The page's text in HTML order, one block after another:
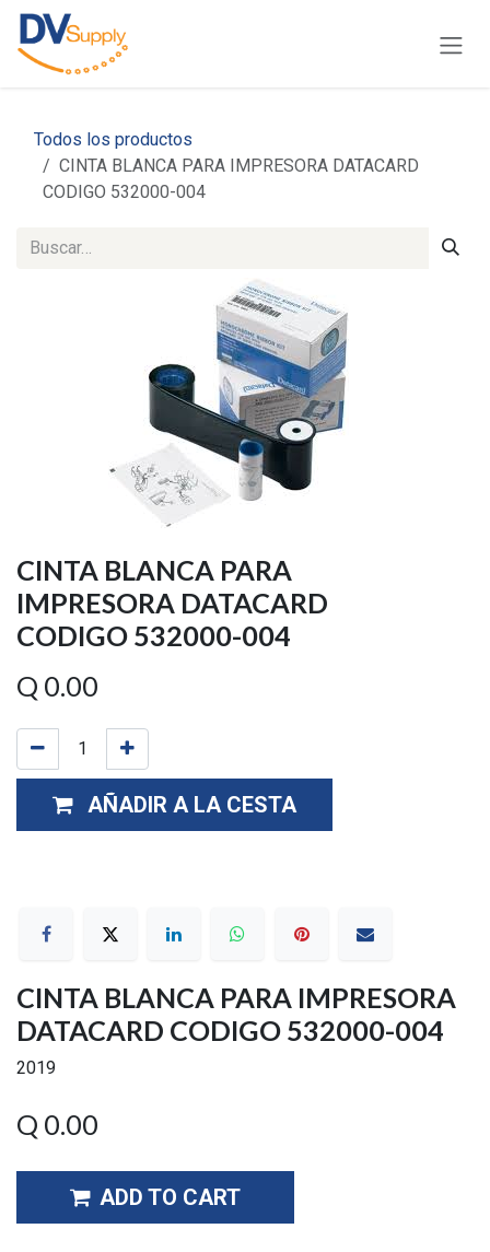
Ir al contenido
Todos los productos
CINTA BLANCA PARA IMPRESORA DATACARD
CODIGO 532000-004
CINTA BLANCA PARA
IMPRESORA DATACARD
CODIGO 532000-004
Q 0.00
AÑADIR A LA CESTA
CINTA BLANCA PARA IMPRESORA
DATACARD CODIGO 532000-004
2019
Q 0.00
ADD TO CART